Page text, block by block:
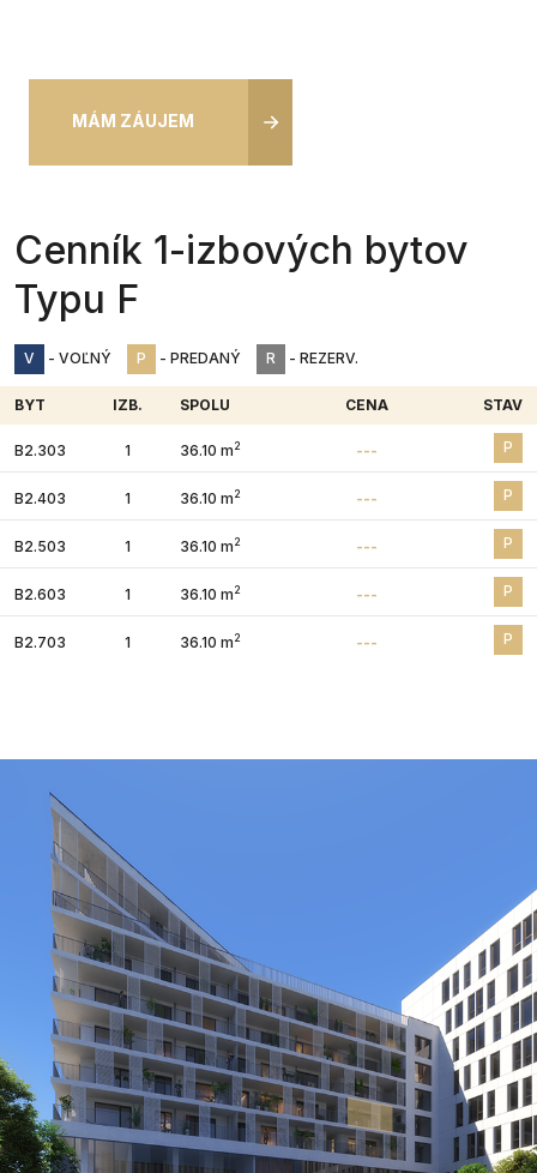
MÁM ZÁUJEM
Cenník 1-izbových bytov
Typu F
V - VOĽNÝ P - PREDANÝ R - REZERV.
BYT IZB. SPOLU CENA STAV
B2.303 1 36.10 m2 --- P
B2.403 1 36.10 m2 --- P
B2.503 1 36.10 m2 --- P
B2.603 1 36.10 m2 --- P
B2.703 1 36.10 m2 --- P